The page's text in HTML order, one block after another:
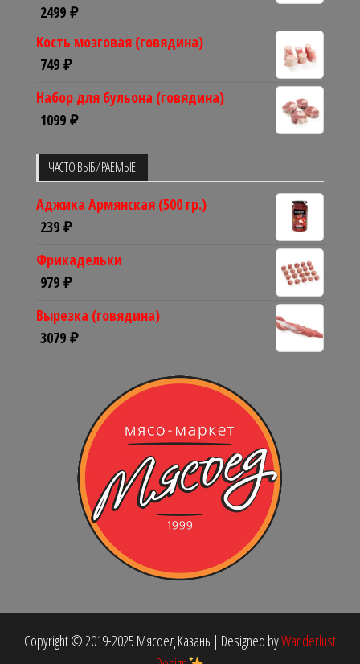
2499 ₽
Кость мозговая (говядина)
749 ₽
Набор для бульона (говядина)
1099 ₽
ЧАСТО ВЫБИРАЕМЫЕ
Аджика Армянская (500 гр.)
239 ₽
Фрикадельки
979 ₽
Вырезка (говядина)
3079 ₽
Copyright © 2019-2025 Мясоед Казань | Designed byWanderlust